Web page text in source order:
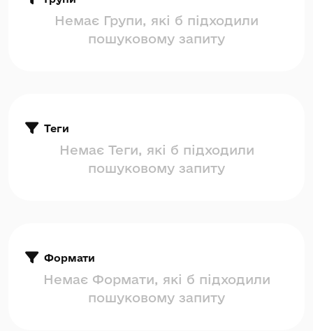
Немає Групи, які б підходили
пошуковому запиту
Теги
Немає Теги, які б підходили
пошуковому запиту
Формати
Немає Формати, які б підходили
пошуковому запиту